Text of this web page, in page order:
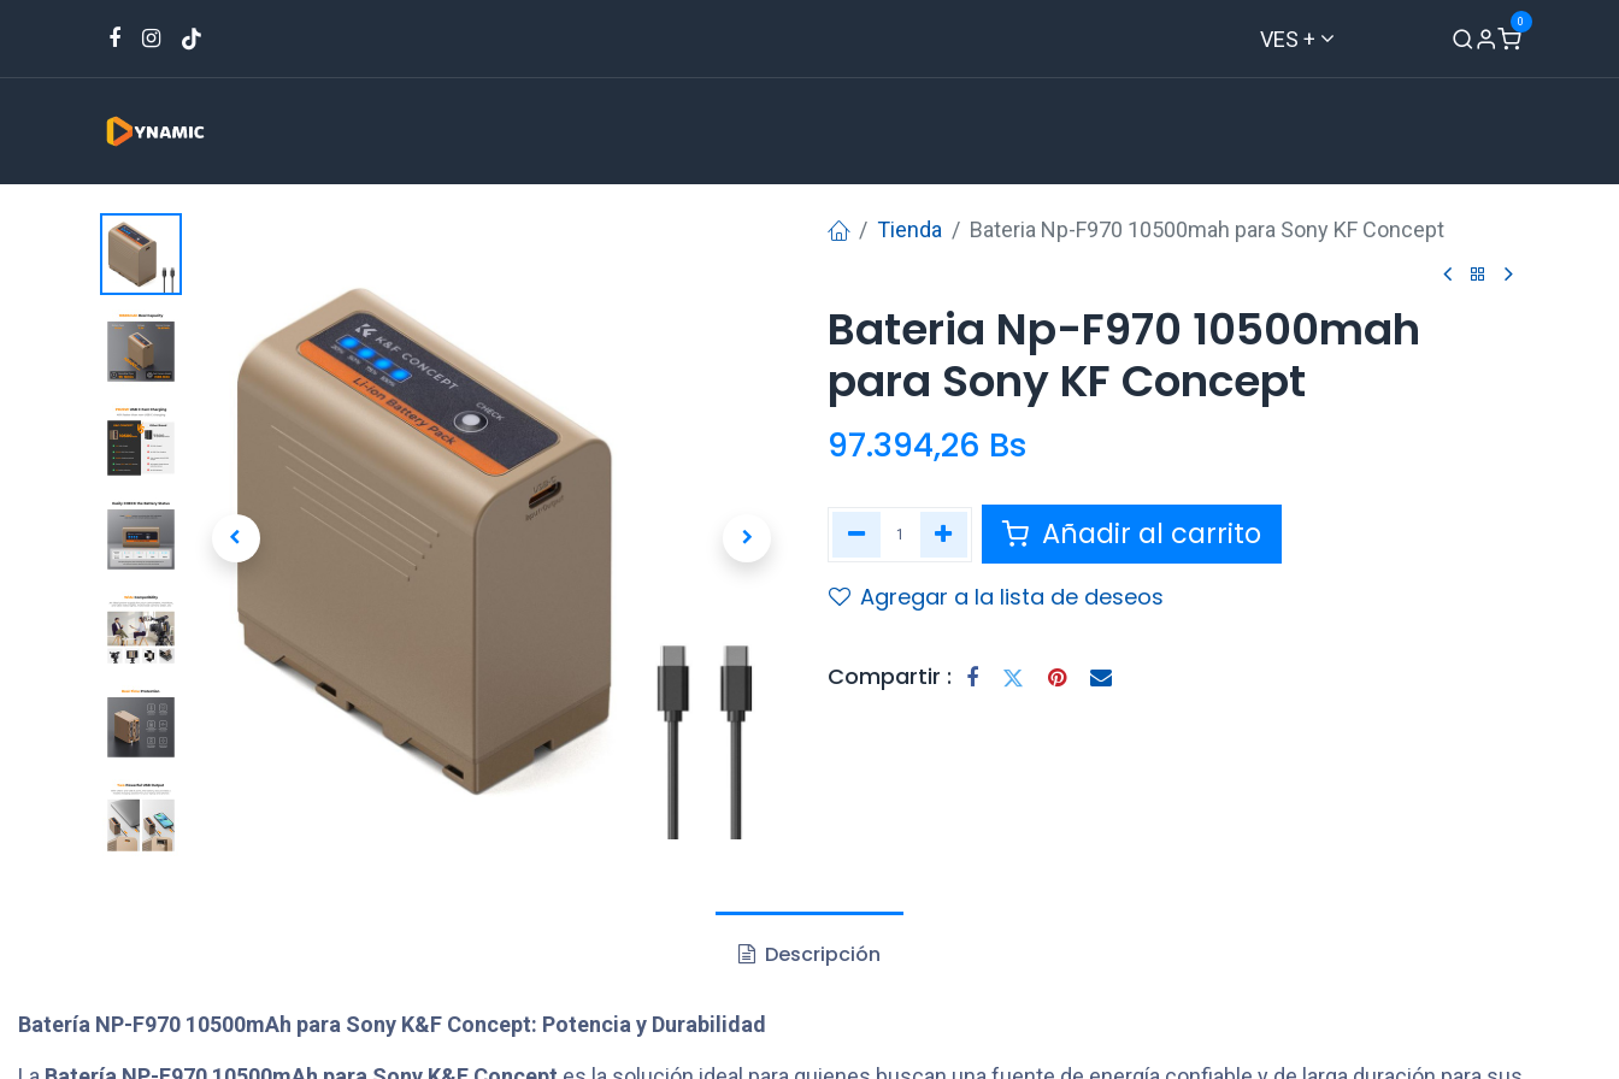
VES +
0
Tienda Bateria Np-F970 10500mah para Sony KF Concept
Bateria Np-F970 10500mah
para Sony KF Concept
97.394,26 Bs
Añadir al carrito
Agregar a la lista de deseos
Compartir :
Descripción
Batería NP-F970 10500mAh para Sony K&F Concept: Potencia y Durabilidad